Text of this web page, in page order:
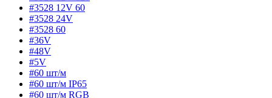
#3528 12V 60
#3528 24V
#3528 60
#36V
#48V
#5V
#60 шт/м
#60 шт/м IP65
#60 шт/м RGB